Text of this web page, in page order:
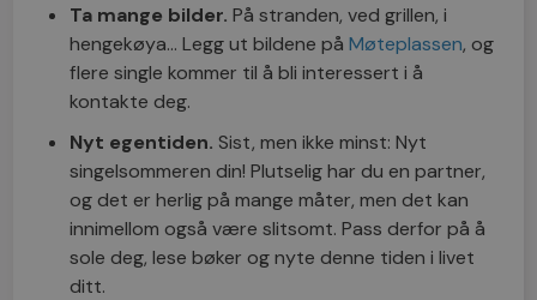
Ta mange bilder. På stranden, ved grillen, i
hengekøya… Legg ut bildene på Møteplassen, og
flere single kommer til å bli interessert i å
kontakte deg.
Nyt egentiden. Sist, men ikke minst: Nyt
singelsommeren din! Plutselig har du en partner,
og det er herlig på mange måter, men det kan
innimellom også være slitsomt. Pass derfor på å
sole deg, lese bøker og nyte denne tiden i livet
ditt.